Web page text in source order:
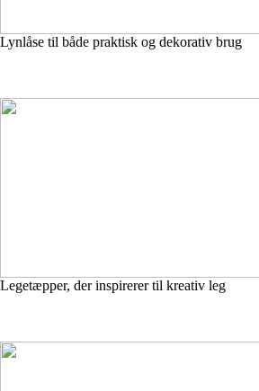
Lynlåse til både praktisk og dekorativ brug
Legetæpper, der inspirerer til kreativ leg